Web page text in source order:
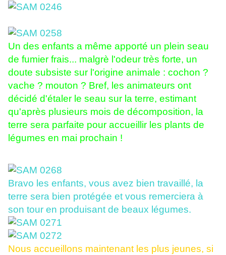
Un des enfants a même apporté un plein seau
de fumier frais... malgrè l'odeur très forte, un
doute subsiste sur l'origine animale : cochon ?
vache ? mouton ? Bref, les animateurs ont
décidé d'étaler le seau sur la terre, estimant
qu'après plusieurs mois de décomposition, la
terre sera parfaite pour accueillir les plants de
légumes en mai prochain !
Bravo les enfants, vous avez bien travaillé, la
terre sera bien protégée et vous remerciera à
son tour en produisant de beaux légumes.
Nous accueillons maintenant les plus jeunes, si